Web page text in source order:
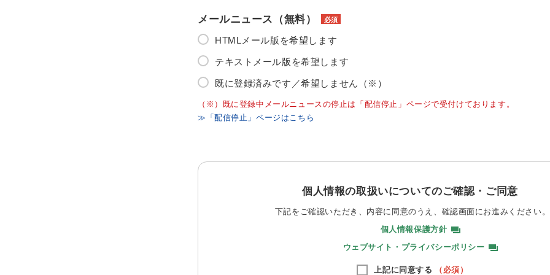
メールニュース（無料） 必須
HTMLメール版を希望します
テキストメール版を希望します
既に登録済みです／希望しません（※）
（※）既に登録中メールニュースの停止は「配信停止」ページで受付けております。
≫「配信停止」ページはこちら
個人情報の取扱いについてのご確認・ご同意
下記をご確認いただき、内容に同意のうえ、 確認画面にお進みください。
個人情報保護方針
ウェブサイト・プライバシーポリシー
上記に同意する （必須）